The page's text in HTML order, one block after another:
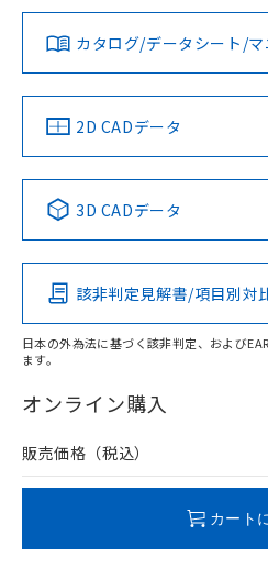
ダウンロードデータをご利用い
みください。
ソフトウェアの使用条件
対応済み
中国 RoHS 注意事項・凡例
Pb Hg
O
在庫等で未対応品が混在する可
問い合わせください。
LR型式承認
（イギリス
船舶規格）
DNV型式承認
（ノルウェー
No No
この製品の
その他の認証はこちら
カタログ/データシート/
2D CADデータ
3D CADデータ
該非判定見解書/項目別対
日本の外為法に基づく該非判定、および
ます。
オンライン購入
販売価格（税込）
カート